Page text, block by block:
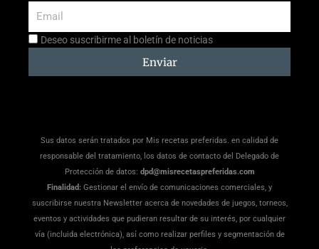
Aceptación
Deseo suscribirme al boletín de noticias
Enviar
Sus datos serán tratados por Mis recetas preferidas. en calidad de
responsable del tratamiento, los datos de contacto del Delegado de
Protección de datos: dpd@misrecetaspreferidas.com
Finalidad: Gestionar el envío de comunicaciones comerciales, y
suscribirse nuestra Newsletter acerca de novedades de juegos, torneos,
eventos y actividades que pudieran resultar de su interés, por cualquier
vía (incluida electrónica), así como realizar perfiles y segmentación de